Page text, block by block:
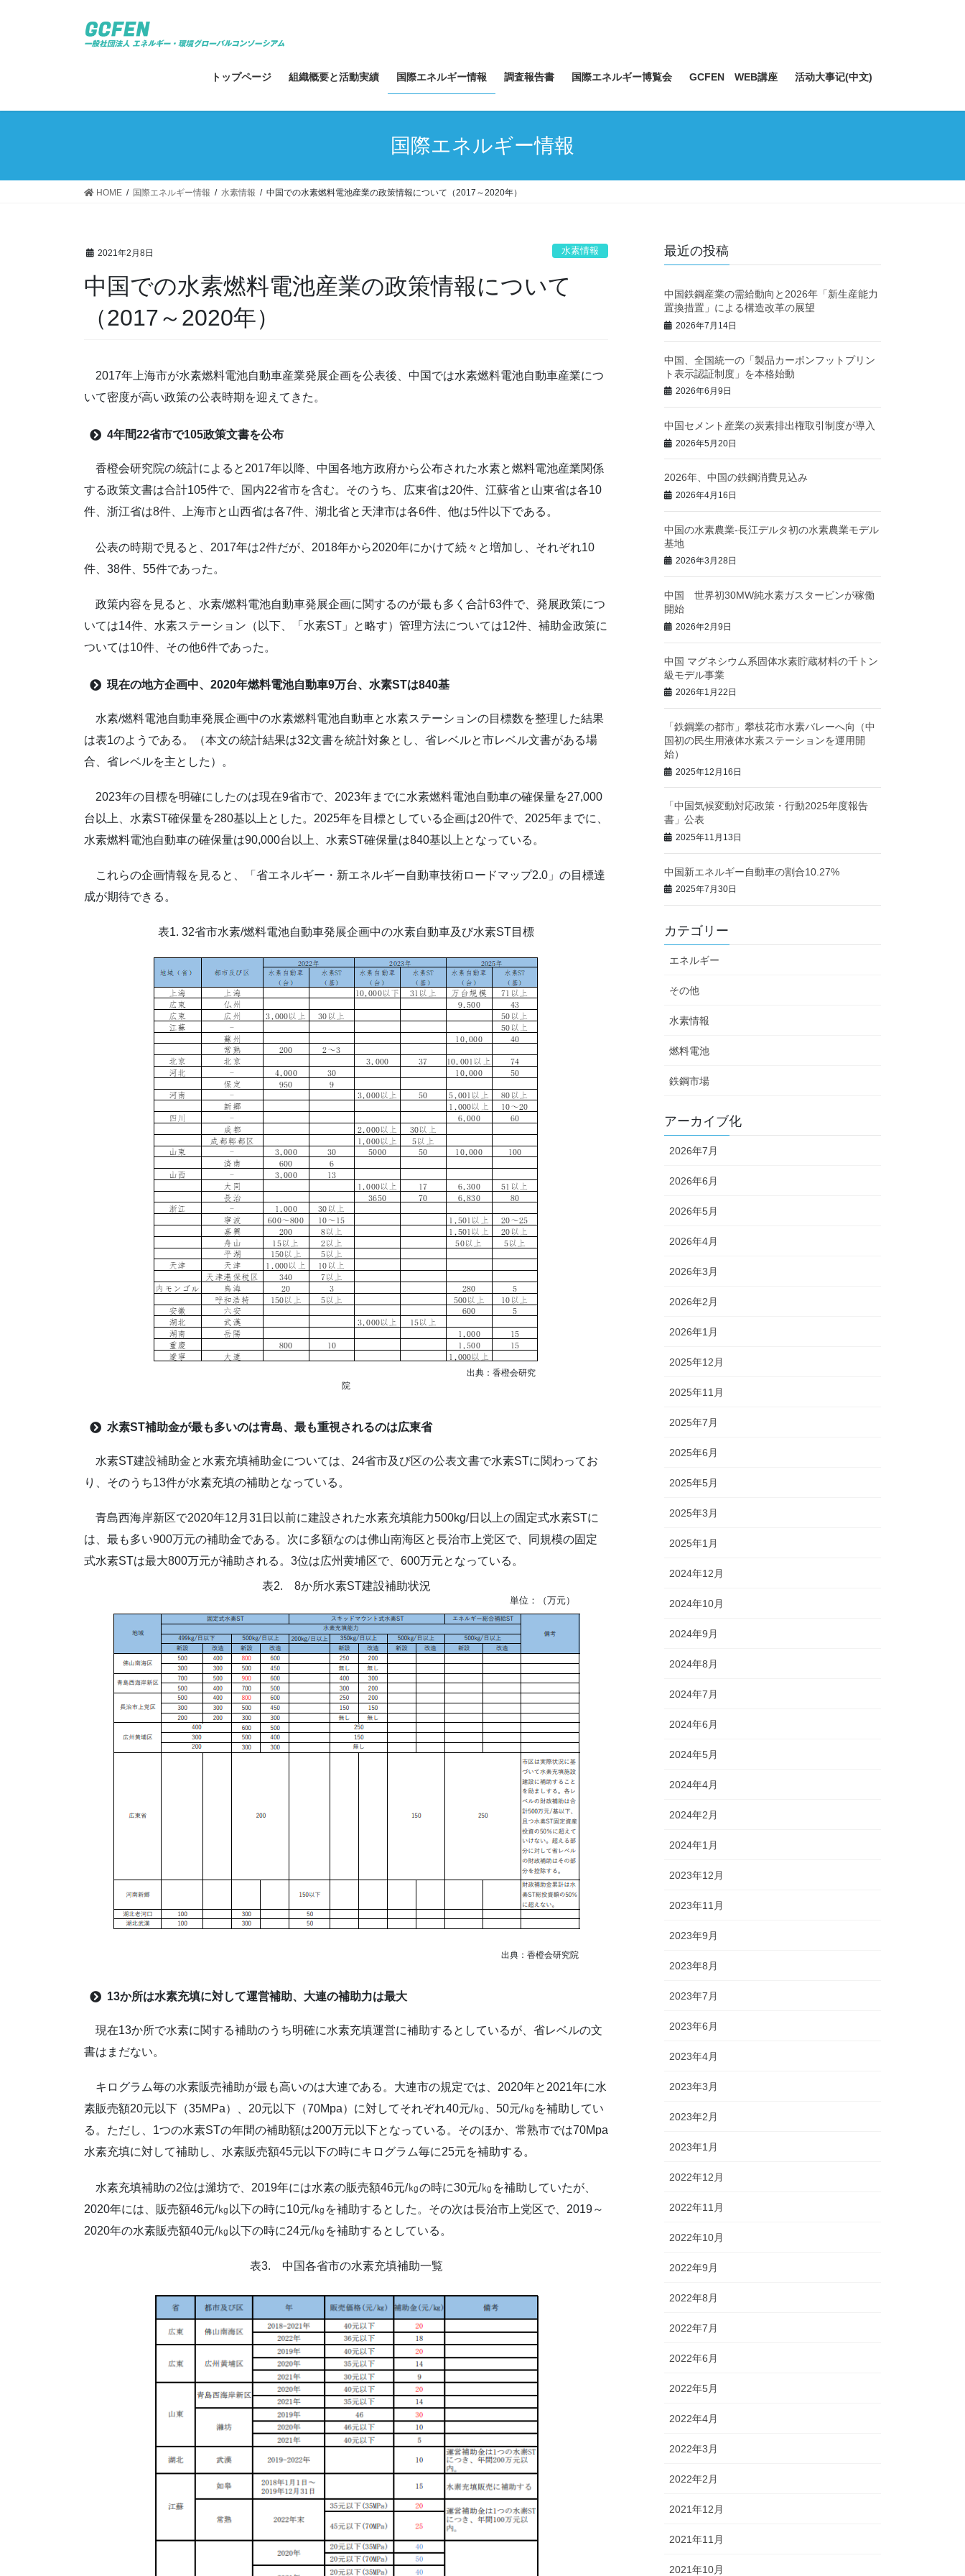
ス
ン
トップページ 組織概要と活動実績 国際エネルギー情報 調査報告書 国際エネルギー博覧会 GCFEN WEB講座 活动大事记(中文)
国際エネルギー情報
HOME 国際エネルギー情報 水素情報 中国での水素燃料電池産業の政策情報について（2017～2020年）
2021年2月8日 水素情報
中国での水素燃料電池産業の政策情報について
（2017～2020年）
2017年上海市が水素燃料電池自動車産業発展企画を公表後、中国では水素燃料電池自動車産業につ
いて密度が高い政策の公表時期を迎えてきた。
4年間22省市で105政策文書を公布
香橙会研究院の統計によると2017年以降、中国各地方政府から公布された水素と燃料電池産業関係
する政策文書は合計105件で、国内22省市を含む。そのうち、広東省は20件、江蘇省と山東省は各10
件、浙江省は8件、上海市と山西省は各7件、湖北省と天津市は各6件、他は5件以下である。
公表の時期で見ると、2017年は2件だが、2018年から2020年にかけて続々と増加し、それぞれ10
件、38件、55件であった。
政策内容を見ると、水素/燃料電池自動車発展企画に関するのが最も多く合計63件で、発展政策につ
いては14件、水素ステーション（以下、「水素ST」と略す）管理方法については12件、補助金政策に
ついては10件、その他6件であった。
現在の地方企画中、 2020年燃料電池自動車9万台、水素STは840基
水素/燃料電池自動車発展企画中の水素燃料電池自動車と水素ステーションの目標数を整理した結果
は表1のようである。（本文の統計結果は32文書を統計対象とし、省レベルと市レベル文書がある場
合、省レベルを主とした）。
2023年の目標を明確にしたのは現在9省市で、2023年までに水素燃料電池自動車の確保量を27,000
台以上、水素ST確保量を280基以上とした。2025年を目標としている企画は20件で、2025年までに、
水素燃料電池自動車の確保量は90,000台以上、水素ST確保量は840基以上となっている。
これらの企画情報を見ると、「省エネルギー・新エネルギー自動車技術ロードマップ2.0」の目標達
成が期待できる。
表1. 32省市水素/燃料電池自動車発展企画中の水素自動車及び水素ST目標
出典：香橙会研究
院
水素ST補助金が最も多いのは青島、最も重視されるのは広東省
水素ST建設補助金と水素充填補助金については、24省市及び区の公表文書で水素STに関わってお
り、そのうち13件が水素充填の補助となっている。
青島西海岸新区で2020年12月31日以前に建設された水素充填能力500kg/日以上の固定式水素STに
は、最も多い900万元の補助金である。次に多額なのは佛山南海区と長治市上党区で、同規模の固定
式水素STは最大800万元が補助される。3位は広州黄埔区で、600万元となっている。
表2. 8か所水素ST建設補助状況
単位：（万元）
出典：香橙会研究院
13か所は水素充填に対して運営補助、大連の補助力は最大
現在13か所で水素に関する補助のうち明確に水素充填運営に補助するとしているが、省レベルの文
書はまだない。
キログラム毎の水素販売補助が最も高いのは大連である。大連市の規定では、2020年と2021年に水
素販売額20元以下（35MPa）、20元以下（70Mpa）に対してそれぞれ40元/㎏、50元/㎏を補助してい
る。ただし、1つの水素STの年間の補助額は200万元以下となっている。そのほか、常熟市では70Mpa
水素充填に対して補助し、水素販売額45元以下の時にキログラム毎に25元を補助する。
水素充填補助の2位は濰坊で、2019年には水素の販売額46元/㎏の時に30元/㎏を補助していたが、
2020年には、販売額46元/㎏以下の時に10元/㎏を補助するとした。その次は長治市上党区で、2019～
2020年の水素販売額40元/㎏以下の時に24元/㎏を補助するとしている。
表3. 中国各省市の水素充填補助一覧
最近の投稿
中国鉄鋼産業の需給動向と2026年「新生産能力
置換措置」による構造改革の展望
2026年7月14日
中国、全国統一の「製品カーボンフットプリン
ト表示認証制度」を本格始動
2026年6月9日
中国セメント産業の炭素排出権取引制度が導入
2026年5月20日
2026年、中国の鉄鋼消費見込み
2026年4月16日
中国の水素農業‐長江デルタ初の水素農業モデル
基地
2026年3月28日
中国 世界初30MW純水素ガスタービンが稼働
開始
2026年2月9日
中国 マグネシウム系固体水素貯蔵材料の千トン
級モデル事業
2026年1月22日
「鉄鋼業の都市」攀枝花市水素バレーへ向（中
国初の民生用液体水素ステーションを運用開
始）
2025年12月16日
「中国気候変動対応政策・行動2025年度報告
書」公表
2025年11月13日
中国新エネルギー自動車の割合10.27%
2025年7月30日
カテゴリー
エネルギー
その他
水素情報
燃料電池
鉄鋼市場
アーカイブ化
2026年7月
2026年6月
2026年5月
2026年4月
2026年3月
2026年2月
2026年1月
2025年12月
2025年11月
2025年7月
2025年6月
2025年5月
2025年3月
2025年1月
2024年12月
2024年10月
2024年9月
2024年8月
2024年7月
2024年6月
2024年5月
2024年4月
2024年2月
2024年1月
2023年12月
2023年11月
2023年9月
2023年8月
2023年7月
2023年6月
2023年4月
2023年3月
2023年2月
2023年1月
2022年12月
2022年11月
2022年10月
2022年9月
2022年8月
2022年7月
2022年6月
2022年5月
2022年4月
2022年3月
2022年2月
2021年12月
2021年11月
2021年10月